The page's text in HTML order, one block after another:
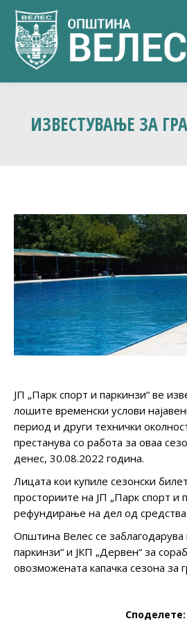
ИЗВЕСТУВАЊЕ ЗА
ЈП „Парк спорт и паркинзи“ ве
лошите временски услови
период и други технички
престанува со работа за оваа
денес, 30.08.2022 година.
Лицата кои купиле сезонски
просториите на ЈП „Парк спорт и
рефундирање на дел од
Општина Велес се заблагодарува
паркинзи“ и ЈКП „Дервен“ за
овозможената капачка сезона за
Споделете: